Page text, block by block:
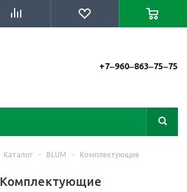
+7‒960‒863‒75‒75
Каталог - BLUM - Комплектующие
Комплектующие